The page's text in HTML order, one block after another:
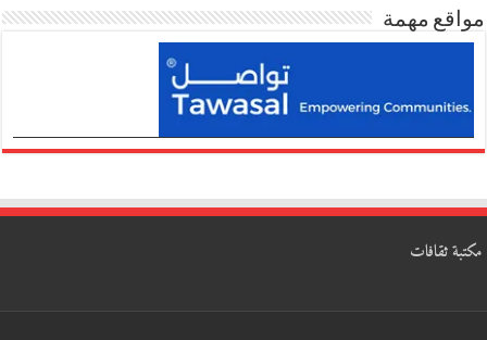
مواقع مهمة
مكتبة ثقافات